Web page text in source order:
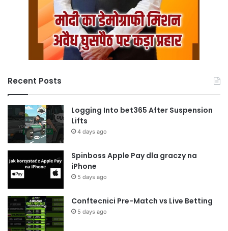
Recent Posts
Logging Into bet365 After Suspension
Lifts
4 days ago
Spinboss Apple Pay dla graczy na
iPhone
5 days ago
Conftecnici Pre-Match vs Live Betting
5 days ago